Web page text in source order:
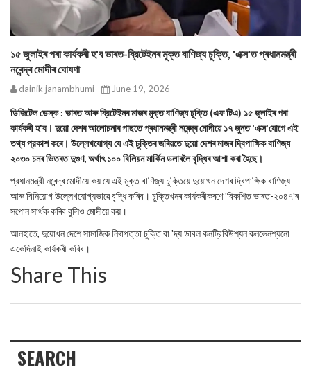
১৫ জুলাইৰ পৰা কাৰ্যকৰী হ'ব ভাৰত-ব্রিটেইনৰ মুক্ত বাণিজ্য চুক্তি, 'এক্স'ত প্ৰধানমন্ত্ৰী
নৰেন্দ্ৰ মোদীৰ ঘোষণা
dainik janambhumi June 19, 2026
ডিজিটেল ডেস্ক : ভাৰত আৰু ব্রিটেইনৰ মাজৰ মুক্ত বাণিজ্য চুক্তি (এফ টিএ) ১৫ জুলাইৰ পৰা
কাৰ্যকৰী হ'ব। দুয়ো দেশৰ আলোচনাৰ পাছতে প্ৰধানমন্ত্ৰী নৰেন্দ্ৰ মোদীয়ে ১৭ জুনত 'এক্স'যোগে এই
তথ্য প্রকাশ কৰে। উল্লেখযোগ্য যে এই চুক্তিৰ জৰিয়তে দুয়ো দেশৰ মাজৰ দ্বিপাক্ষিক বাণিজ্য
২০৩০ চনৰ ভিতৰত দুগুণ, অর্থাৎ ১০০ বিলিয়ন মার্কিন ডলাৰলৈ বৃদ্ধিৰ আশা কৰা হৈছে।
প্রধানমন্ত্রী নৰেন্দ্ৰ মোদীয়ে কয় যে এই মুক্ত বাণিজ্য চুক্তিয়ে দুয়োখন দেশৰ দ্বিপাক্ষিক বাণিজ্য
আৰু বিনিয়োগ উল্লেখযোগ্যভাৱে বৃদ্ধি কৰিব। চুক্তিখনৰ কাৰ্যকৰীকৰণে 'বিকশিত ভাৰত-২০৪৭'ৰ
সপোন সাৰ্থক কৰিব বুলিও মোদীয়ে কয়।
আনহাতে, দুয়োখন দেশে সামাজিক নিৰাপত্তা চুক্তি বা 'দ্য ডাবল কনট্রিবিউশ্যন কনভেনশ্যনো
একেদিনাই কার্যকৰী কৰিব।
Share This
SEARCH